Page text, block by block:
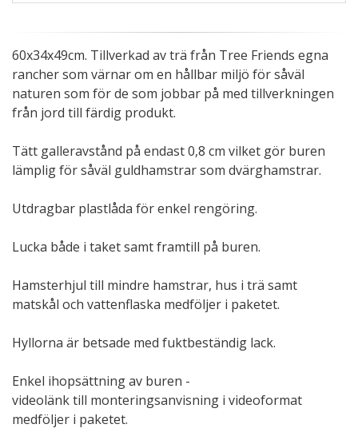
60x34x49cm. Tillverkad av trä från Tree Friends egna
rancher som värnar om en hållbar miljö för såväl
naturen som för de som jobbar på med tillverkningen
från jord till färdig produkt.
Tätt galleravstånd på endast 0,8 cm vilket gör buren
lämplig för såväl guldhamstrar som dvärghamstrar.
Utdragbar plastlåda för enkel rengöring.
Lucka både i taket samt framtill på buren.
Hamsterhjul till mindre hamstrar, hus i trä samt
matskål och vattenflaska medföljer i paketet.
Hyllorna är betsade med fuktbeständig lack.
Enkel ihopsättning av buren -
videolänk till monteringsanvisning i videoformat
medföljer i paketet.